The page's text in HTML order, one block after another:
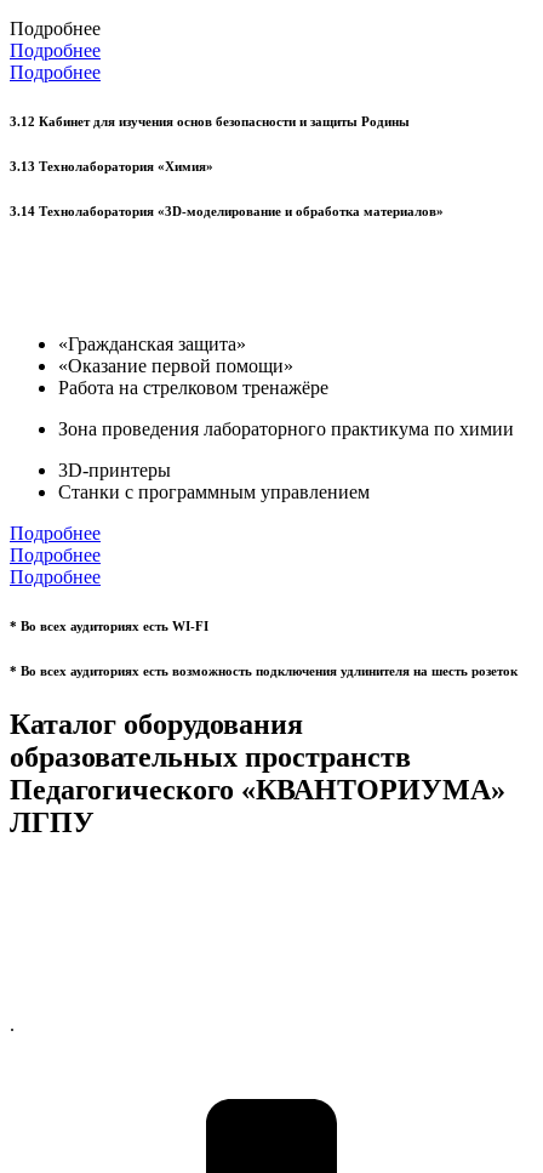
Подробнее
Подробнее
Подробнее
3.12 Кабинет для изучения основ безопасности и защиты Родины
3.13 Технолаборатория «Химия»
3.14 Технолаборатория «3D-моделирование и обработка материалов»
«Гражданская защита»
«Оказание первой помощи»
Работа на стрелковом тренажёре
Зона проведения лабораторного практикума по химии
3D-принтеры
Станки с программным управлением
Подробнее
Подробнее
Подробнее
* Во всех аудиториях есть WI-FI
* Во всех аудиториях есть возможность подключения удлинителя на шесть розеток
Каталог оборудования
образовательных пространств
Педагогического «КВАНТОРИУМА»
ЛГПУ
.